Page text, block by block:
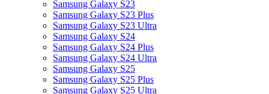
Samsung Galaxy S23
Samsung Galaxy S23 Plus
Samsung Galaxy S23 Ultra
Samsung Galaxy S24
Samsung Galaxy S24 Plus
Samsung Galaxy S24 Ultra
Samsung Galaxy S25
Samsung Galaxy S25 Plus
Samsung Galaxy S25 Ultra